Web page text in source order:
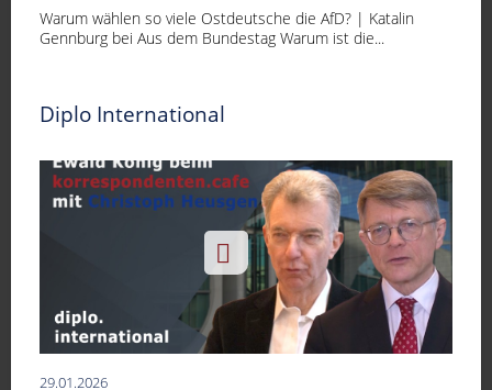
Warum wählen so viele Ostdeutsche die AfD? | Katalin
Gennburg bei Aus dem Bundestag Warum ist die...
Diplo International
29.01.2026